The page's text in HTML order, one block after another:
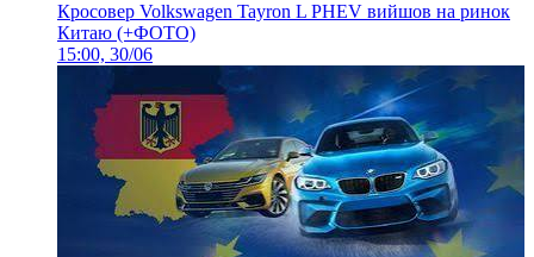
Кросовер Volkswagen Tayron L PHEV вийшов на ринок
Китаю (+ФОТО)
15:00, 30/06